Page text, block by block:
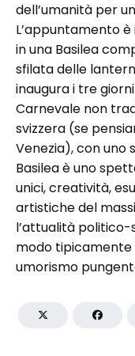
dell’umanità per
L’appuntamento è
in una Basilea
sfilata delle
inaugura i tre
Carnevale non
svizzera (se
Venezia), con uno
Basilea è uno
unici, creatività,
artistiche del
l’attualità politico-
modo tipicamente
umorismo